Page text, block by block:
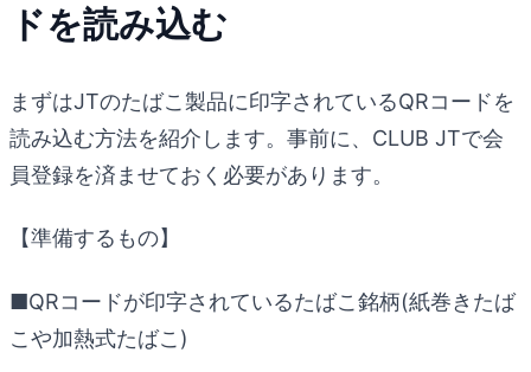
ドを読み込む
まずはJTのたばこ製品に印字されているQRコードを
読み込む方法を紹介します。事前に、CLUB JTで会
員登録を済ませておく必要があります。
【準備するもの】
■QRコードが印字されているたばこ銘柄(紙巻きたば
こや加熱式たばこ)